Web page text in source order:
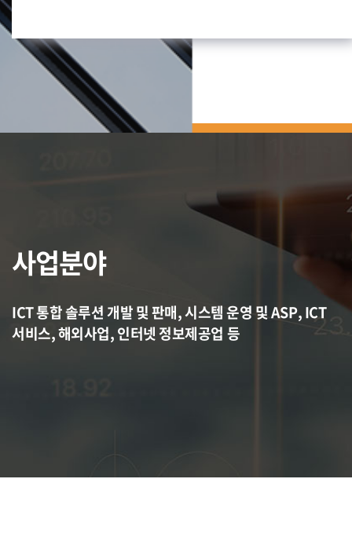
사업분야
ICT 통합 솔루션 개발 및 판매, 시스템 운영 및 ASP, ICT
서비스, 해외사업, 인터넷 정보제공업 등